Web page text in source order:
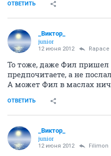
ОТВЕТИТЬ
_Виктор_
juniоr
12 июня 2012 Rapace
То тоже, даже Фил пришел
предпочитаете, а не
А может Фил в маслах
ОТВЕТИТЬ
_Виктор_
juniоr
12 июня 2012 Filimon